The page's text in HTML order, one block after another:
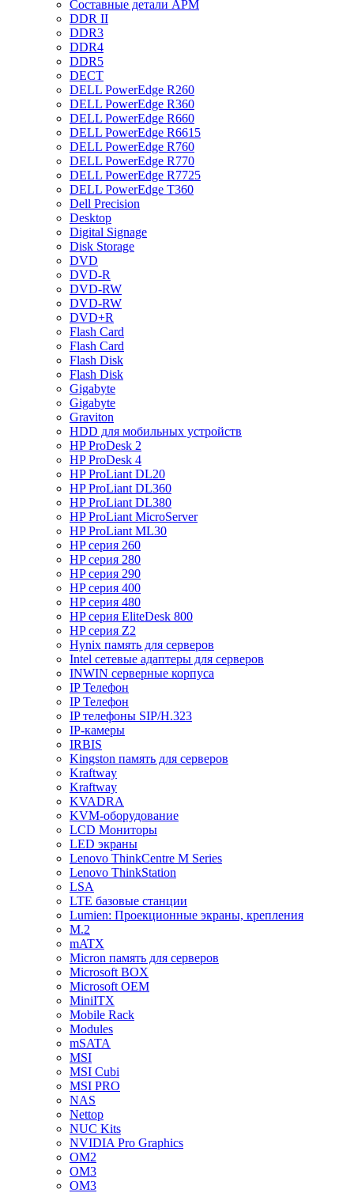
Cоставные детали АРМ
DDR II
DDR3
DDR4
DDR5
DECT
DELL PowerEdge R260
DELL PowerEdge R360
DELL PowerEdge R660
DELL PowerEdge R6615
DELL PowerEdge R760
DELL PowerEdge R770
DELL PowerEdge R7725
DELL PowerEdge T360
Dell Precision
Desktop
Digital Signage
Disk Storage
DVD
DVD-R
DVD-RW
DVD-RW
DVD+R
Flash Card
Flash Card
Flash Disk
Flash Disk
Gigabyte
Gigabyte
Graviton
HDD для мобильных устройств
HP ProDesk 2
HP ProDesk 4
HP ProLiant DL20
HP ProLiant DL360
HP ProLiant DL380
HP ProLiant MicroServer
HP ProLiant ML30
HP серия 260
HP серия 280
HP серия 290
HP серия 400
HP серия 480
HP серия EliteDesk 800
HP серия Z2
Hynix память для серверов
Intel сетевые адаптеры для серверов
INWIN серверные корпуса
IP Телефон
IP Телефон
IP телефоны SIP/H.323
IP-камеры
IRBIS
Kingston память для серверов
Kraftway
Kraftway
KVADRA
KVM-оборудование
LCD Мониторы
LED экраны
Lenovo ThinkCentre M Series
Lenovo ThinkStation
LSA
LTE базовые станции
Lumien: Проекционные экраны, крепления
M.2
mATX
Micron память для серверов
Microsoft BOX
Microsoft OEM
MiniITX
Mobile Rack
Modules
mSATA
MSI
MSI Cubi
MSI PRO
NAS
Nettop
NUC Kits
NVIDIA Pro Graphics
OM2
OM3
OM3